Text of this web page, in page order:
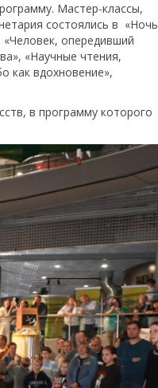
Мастер-классы,
состоялись в «Ночь
«Человек, опередивший
«Научные чтения,
как вдохновение»,
в программу которого